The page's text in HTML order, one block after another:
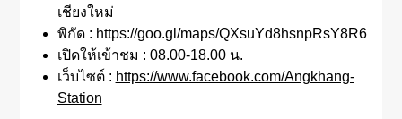
เชียงใหม่
พิกัด : https://goo.gl/maps/QXsuYd8hsnpRsY8R6
เปิดให้เข้าชม : 08.00-18.00 น.
เว็บไซต์ : https://www.facebook.com/Angkhang-
Station